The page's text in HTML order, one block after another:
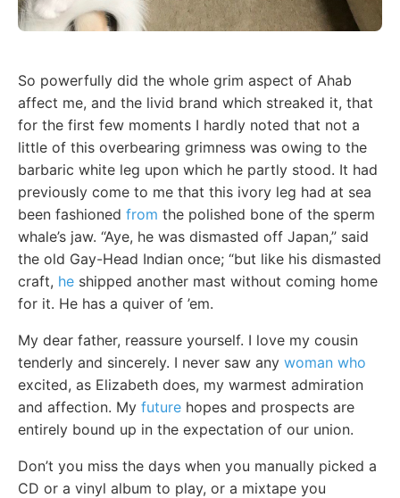
So powerfully did the whole grim aspect of Ahab
affect me, and the livid brand which streaked it, that
for the first few moments I hardly noted that not a
little of this overbearing grimness was owing to the
barbaric white leg upon which he partly stood. It had
previously come to me that this ivory leg had at sea
been fashioned from the polished bone of the sperm
whale’s jaw. “Aye, he was dismasted off Japan,” said
the old Gay-Head Indian once; “but like his dismasted
craft, he shipped another mast without coming home
for it. He has a quiver of ’em.
My dear father, reassure yourself. I love my cousin
tenderly and sincerely. I never saw any woman who
excited, as Elizabeth does, my warmest admiration
and affection. My future hopes and prospects are
entirely bound up in the expectation of our union.
Don’t you miss the days when you manually picked a
CD or a vinyl album to play, or a mixtape you